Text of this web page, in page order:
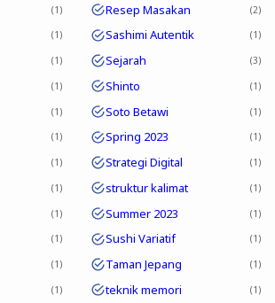
1 Resep Masakan 2
1 Sashimi Autentik 1
1 Sejarah 3
1 Shinto 1
1 Soto Betawi 1
1 Spring 2023 1
1 Strategi Digital 1
1 struktur kalimat 1
1 Summer 2023 1
1 Sushi Variatif 1
1 Taman Jepang 1
1 teknik memori 1